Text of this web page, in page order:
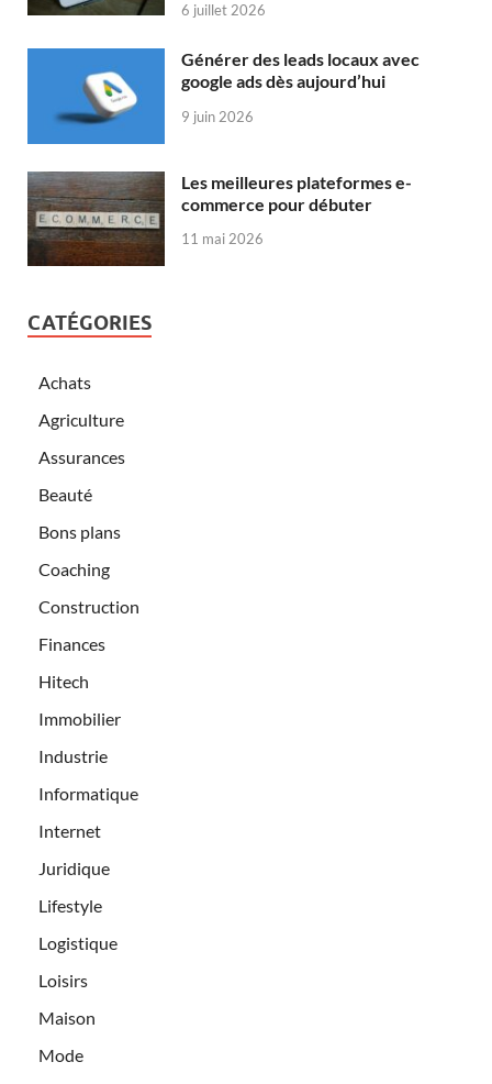
6 juillet 2026
Générer des leads locaux avec
google ads dès aujourd’hui
9 juin 2026
Les meilleures plateformes e-
commerce pour débuter
11 mai 2026
CATÉGORIES
Achats
Agriculture
Assurances
Beauté
Bons plans
Coaching
Construction
Finances
Hitech
Immobilier
Industrie
Informatique
Internet
Juridique
Lifestyle
Logistique
Loisirs
Maison
Mode